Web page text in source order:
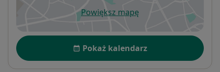
Powiększ mapęotwiera się w nowej karcie
Dostępność
Pokaż kalendarz